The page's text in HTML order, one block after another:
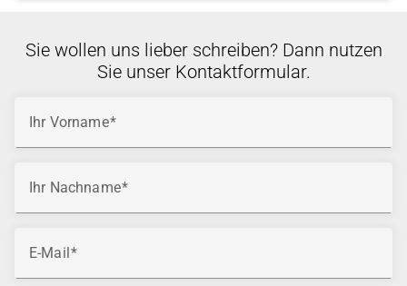
Sie wollen uns lieber schreiben? Dann nutzen
Sie unser Kontaktformular.
Ihr Vorname
Ihr Nachname
E-Mail